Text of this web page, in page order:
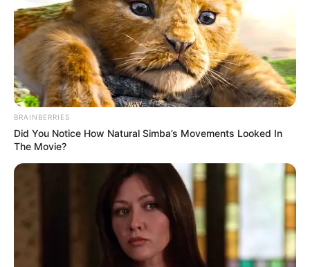
BRAINBERRIES
Did You Notice How Natural Simba’s Movements Looked In
The Movie?